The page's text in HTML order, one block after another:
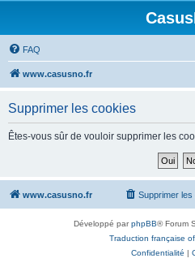
FAQ
www.casusno.fr
Supprimer les cookies
Êtes-vous sûr de vouloir supprimer les
www.casusno.fr Supprimer les
Développé parphpBB® Forum
Traduction française
Confidentialité |